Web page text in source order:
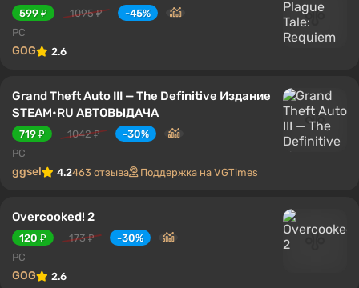
599 ₽ 1095 ₽
-45%
PC
GOG 2.6
Grand Theft Auto III — The Definitive Издание
STEAM•RU АВТОВЫДАЧА
719 ₽ 1042 ₽
-30%
PC
ggsel 4.2463 отзыва Поддержка на VGTimes
Overcooked! 2
120 ₽ 173 ₽
-30%
PC
GOG 2.6